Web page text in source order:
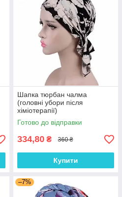
Шапка тюрбан чалма
(головні убори після
хіміотерапії)
Готово до відправки
334,80 ₴ 360 ₴
Купити
–7%